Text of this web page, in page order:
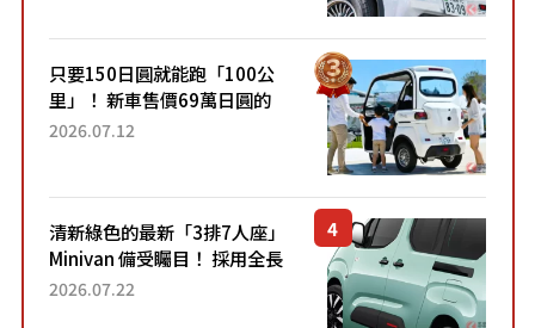
只要150日圓就能跑「100公
里」！ 新車售價69萬日圓的
「3人座」Trike大受歡迎！ 順
2026.07.12
清新綠色的最新「3排7人座」
Minivan 備受矚目！ 採用全長
4.7公尺剛剛好的車身尺寸與
2026.07.22